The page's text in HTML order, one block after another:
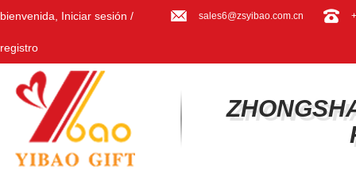
bienvenida, Iniciar sesión /
registro
sales6@zsyibao.com.cn